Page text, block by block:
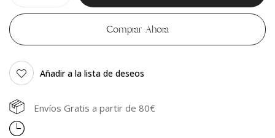
Comprar Ahora
Añadir a la lista de deseos
Envíos Gratis a partir de 80€